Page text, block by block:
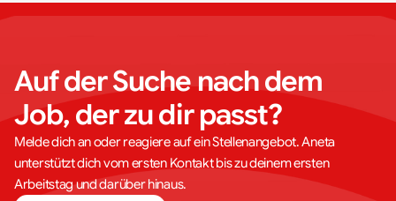
Auf der Suche nach dem
Job, der zu dir passt?
Melde dich an oder reagiere auf ein Stellenangebot. Aneta
unterstützt dich vom ersten Kontakt bis zu deinem ersten
Arbeitstag und darüber hinaus.